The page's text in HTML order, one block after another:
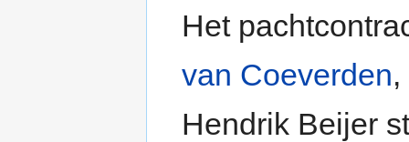
Het
van Coeverden,
Hendrik Beijer